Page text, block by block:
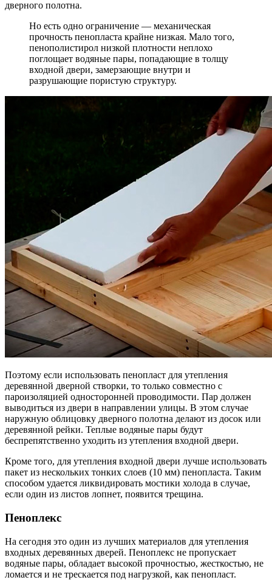
дверного полотна.
Но есть одно ограничение — механическая
прочность пенопласта крайне низкая. Мало того,
пенополистирол низкой плотности неплохо
поглощает водяные пары, попадающие в толщу
входной двери, замерзающие внутри и
разрушающие пористую структуру.
Поэтому если использовать пенопласт для утепления
деревянной дверной створки, то только совместно с
пароизоляцией односторонней проводимости. Пар должен
выводиться из двери в направлении улицы. В этом случае
наружную облицовку дверного полотна делают из досок или
деревянной рейки. Теплые водяные пары будут
беспрепятственно уходить из утепления входной двери.
Кроме того, для утепления входной двери лучше использовать
пакет из нескольких тонких слоев (10 мм) пенопласта. Таким
способом удается ликвидировать мостики холода в случае,
если один из листов лопнет, появится трещина.
Пеноплекс
На сегодня это один из лучших материалов для утепления
входных деревянных дверей. Пеноплекс не пропускает
водяные пары, обладает высокой прочностью, жесткостью, не
ломается и не трескается под нагрузкой, как пенопласт.